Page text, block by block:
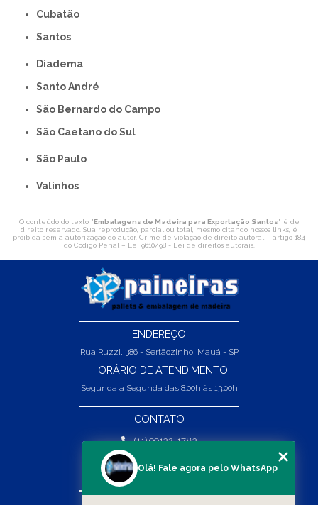
Cubatão
Santos
Diadema
Santo André
São Bernardo do Campo
São Caetano do Sul
São Paulo
Valinhos
O conteúdo do texto " Embalagens de Madeira para Exportação Santos" é de
direito reservado. Sua reprodução, parcial ou total, mesmo citando nossos links, é
proibida sem a autorização do autor. Crime de violação de direito autoral – artigo 184
do Código Penal – Lei 9610/98 - Lei de direitos autorais.
ENDEREÇO
Rua Ruzzi, 386 - Sertãozinho, Mauá - SP
HORÁRIO DE ATENDIMENTO
Segunda a Segunda das 8:00h às 13:00h
CONTATO
(11) 99132-1783
(11) 99132-1783
vendas@abpaineiras.com.br
Olá! Fale agora pelo WhatsApp